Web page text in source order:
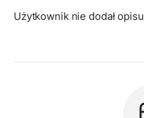
Użytkownik nie dodał opisu